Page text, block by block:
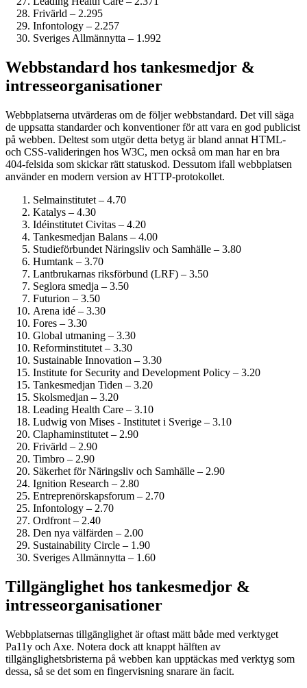
Frivärld – 2.295
Infontology – 2.257
Sveriges Allmännytta – 1.992
Webbstandard hos tankesmedjor &
intresseorganisationer
Webbplatserna utvärderas om de följer webbstandard. Det vill säga
de uppsatta standarder och konventioner för att vara en god publicist
på webben. Deltest som utgör detta betyg är bland annat HTML-
och CSS-valideringen hos W3C, men också om man har en bra
404-felsida som skickar rätt statuskod. Dessutom ifall webbplatsen
använder en modern version av HTTP-protokollet.
Selmainstitutet – 4.70
Katalys – 4.30
Idéinstitutet Civitas – 4.20
Tankesmedjan Balans – 4.00
Studie­förbundet Näringsliv och Samhälle – 3.80
Humtank – 3.70
Lantbrukarnas riksförbund (LRF) – 3.50
Seglora smedja – 3.50
Futurion – 3.50
Arena idé – 3.30
Fores – 3.30
Global utmaning – 3.30
Reform­institutet – 3.30
Sustainable Innovation – 3.30
Institute for Security and Development Policy – 3.20
Tankesmedjan Tiden – 3.20
Skolsmedjan – 3.20
Leading Health Care – 3.10
Ludwig von Mises - Institutet i Sverige – 3.10
Clapham­institutet – 2.90
Frivärld – 2.90
Timbro – 2.90
Säkerhet för Näringsliv och Samhälle – 2.90
Ignition Research – 2.80
Entreprenörskaps­forum – 2.70
Infontology – 2.70
Ordfront – 2.40
Den nya välfärden – 2.00
Sustainability Circle – 1.90
Sveriges Allmännytta – 1.60
Tillgänglighet hos tankesmedjor &
intresseorganisationer
Webbplatsernas tillgänglighet är oftast mätt både med verktyget
Pa11y och Axe. Notera dock att knappt hälften av
tillgänglighetsbristerna på webben kan upptäckas med verktyg som
dessa, så se det som en fingervisning snarare än facit.